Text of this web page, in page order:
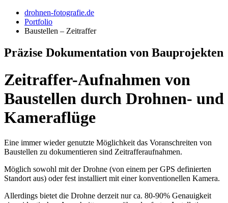
drohnen-fotografie.de
Portfolio
Baustellen – Zeitraffer
Präzise Dokumentation von Bauprojekten
Zeitraffer-Aufnahmen von
Baustellen durch Drohnen- und
Kameraflüge
Eine immer wieder genutzte Möglichkeit das Voranschreiten von
Baustellen zu dokumentieren sind Zeitrafferaufnahmen.
Möglich sowohl mit der Drohne (von einem per GPS definierten
Standort aus) oder fest installiert mit einer konventionellen Kamera.
Allerdings bietet die Drohne derzeit nur ca. 80-90% Genauigkeit